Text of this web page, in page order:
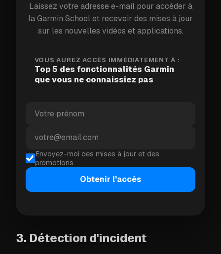
pour un accès instantané. Plus besoin de fouiller
dans les menus en pleine course. Trouvez-le sous
Paramètres → Système → Raccourcis
2. Suivi de l'hydratation
Une des habitudes de santé les plus négligées est
de Garmin vous permet de consigner chaque verre
directement depuis votre montre. Et avec
Hydration Produ Connect IQ Store, vous pouvez
même afficher votre progression quotidienne
d'hydratation directement sur le cadran de votre
3. Détection d'incident
Laissez votre adresse e-mail pour accéder à
la Garmin School et recevoir des mises à jour
sur les nouvelles vidéos et applications.
VOUS AUREZ ACCÈS IMMÉDIATEMENT À :
Top 5 des fonctionnalités Garmin
que vous ne connaissiez pas
Envoyez-moi des mises à jour et des
promotions
Obtenir l'accès